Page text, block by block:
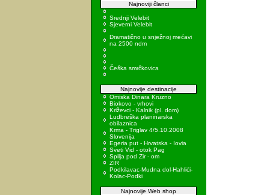
Najnoviji članci
Srednji Velebit
Sjeverni Velebit
Dramatično u snježnoj mećavi
na 2500 ndm
Češka smrčkovica
Najnovije destinacije
Omiska Dinara Kruzno
Biokovo - vrhovi
Križevci - Kalnik (pl. dom)
Ludbreška planinarska
obilaznica
Krma - Triglav 4/5.10.2008
Slovenija
Egeria put - Hrvatska - Iovia
Sveti Vid - otok Pag
Spilja pod Zir - om
ZIR
Podkilavac-Mudna dol-Hahlići-
Kolac-Podki
Najnovije Web shop